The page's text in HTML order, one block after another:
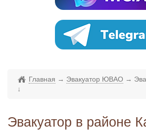
Главная → Эвакуатор ЮВАО →
↓
Эвакуатор в районе